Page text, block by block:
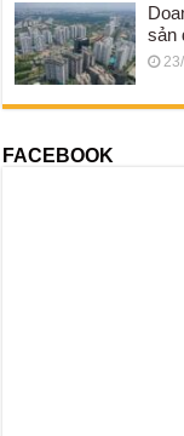
sản
FACEBOOK